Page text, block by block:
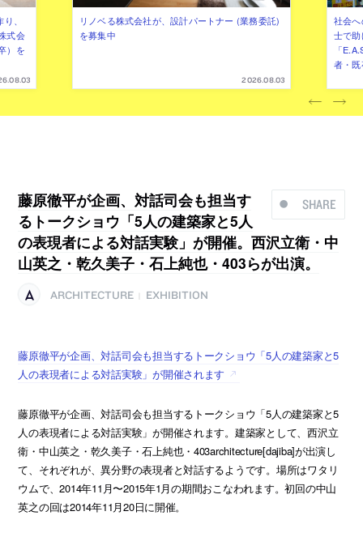
、
式会
）を
リノベる株式会社が、設計パートナー (業務委託)
を募集中
2026.08.03
社会
士で
「
者・
SHARE
藤原徹平が企画、対話司会も担当す
るトークショウ「5人の建築家と5人
の表現者による対話実験」が開催。西沢立衛・中
山英之・乾久美子・石上純也・403らが出演。
ARCHITECTURE EXHIBITION
藤原徹平が企画、対話司会も担当するトークショウ「5人の建築家と5
人の表現者による対話実験」が開催されます
藤原徹平が企画、対話司会も担当するトークショウ「5人の建築家と5
人の表現者による対話実験」が開催されます。建築家として、西沢立
衛・中山英之・乾久美子・石上純也・403architecture[dajiba]が出演し
て、それぞれが、異分野の表現者と対話するようです。場所はワタリ
ウムで、2014年11月〜2015年1月の期間おこなわれます。初回の中山
英之の回は2014年11月20日に開催。